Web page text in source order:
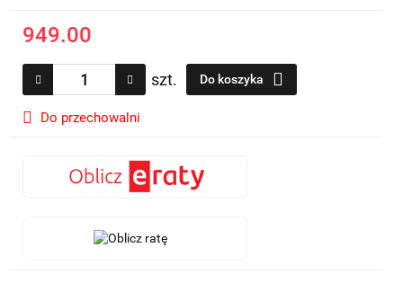
949.00
szt. Do koszyka
Do przechowalni